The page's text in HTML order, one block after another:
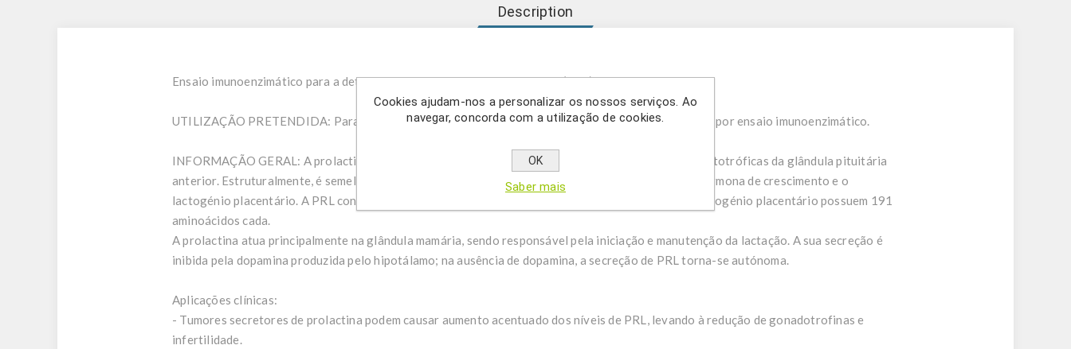
Description
Ensaio imunoenzimático para a determinação quantitativa da prolactina (PRL) em soro humano.
UTILIZAÇÃO PRETENDIDA: Para a determinação quantitativa da prolactina (PRL) em soro humano por ensaio imunoenzimático.
INFORMAÇÃO GERAL: A prolactina (PRL) é uma hormona polipeptídica sintetizada pelas células lactotróficas da glândula pituitária
anterior. Estruturalmente, é semelhante a duas outras hormonas polipeptídicas, nomeadamente a hormona de crescimento e o
lactogénio placentário. A PRL contém 199 aminoácidos, enquanto a hormona de crescimento e o lactogénio placentário possuem 191
aminoácidos cada.
A prolactina atua principalmente na glândula mamária, sendo responsável pela iniciação e manutenção da lactação. A sua secreção é
inibida pela dopamina produzida pelo hipotálamo; na ausência de dopamina, a secreção de PRL torna-se autónoma.
Aplicações clínicas:
- Tumores secretores de prolactina podem causar aumento acentuado dos níveis de PRL, levando à redução de gonadotrofinas e
infertilidade.
Cookies ajudam-nos a personalizar os nossos serviços. Ao
navegar, concorda com a utilização de cookies.
OK
Saber mais